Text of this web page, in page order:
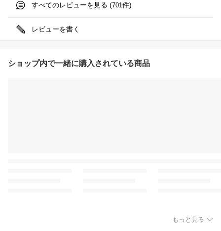
すべてのレビューを見る (701件)
レビューを書く
ショップ内で一緒に購入されている商品
もっと見る